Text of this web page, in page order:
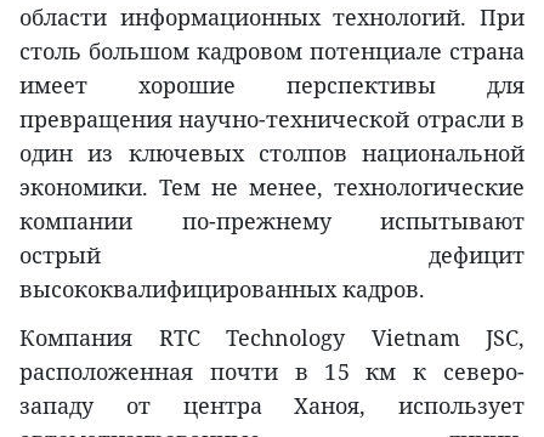
области информационных технологий. При
столь большом кадровом потенциале страна
имеет хорошие перспективы для
превращения научно-технической отрасли в
один из ключевых столпов национальной
экономики. Тем не менее, технологические
компании по-прежнему испытывают
острый дефицит
высококвалифицированных кадров.
Компания RTC Technology Vietnam JSC,
расположенная почти в 15 км к северо-
западу от центра Ханоя, использует